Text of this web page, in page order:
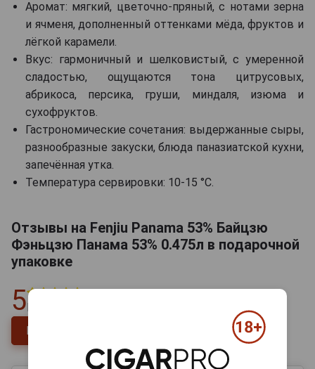
Аромат: мягкий, цветочно-пряный, с нотами зерна
и ячменя, дополненный оттенками мёда, фруктов и
лёгкой карамели.
Вкус: гармоничный и шелковистый, с умеренной
сладостью, ощущаются тона цитрусовых,
абрикоса, персика, груши, миндаля, изюма и
сухофруктов.
Гастрономические сочетания: выдержанные сыры,
разнообразные закуски, блюда паназиатской кухни,
запечённая утка.
Температура сервировки: 10-15 °C.
Отзывы на Fenjiu Panama 53% Байцзю
Фэньцзю Панама 53% 0.475л в подарочной
упаковке
5Всего
Напишите отзыв